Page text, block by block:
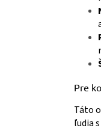
Pre
Táto
ľudia